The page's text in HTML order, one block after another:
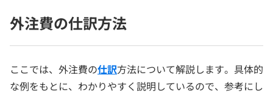
外注費の仕訳方法
ここでは、外注費の仕訳方法について解説します。具体的
な例をもとに、わかりやすく説明しているので、参考にし